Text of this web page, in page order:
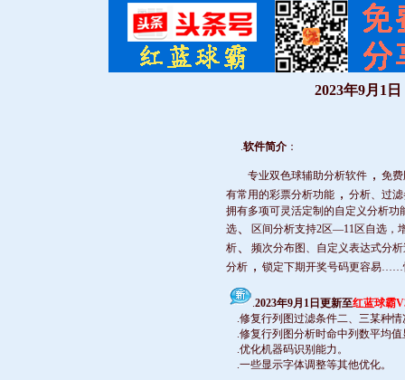
2023年9月1
.软件简介 ：
专业双色球辅助分析软件 ， 免
有常用的彩票分析功能 ， 分析、过
拥有多项可灵活定制的自定义分析
选
区间分析支持2区—11区自选，
析
频次分布图、自定义表达式分
分析 ， 锁定下期开奖号码更容易……
.2023年9月1日更新至红蓝球霸
.修复行列图过滤条件二、三某种
.修复行列图分析时命中列数平均
.优化机器码识别能力。
.一些显示字体调整等其他优化。